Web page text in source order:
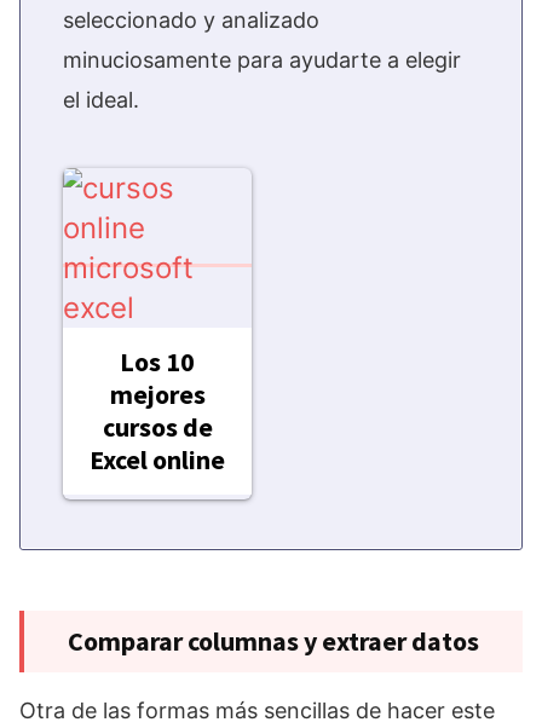
seleccionado y analizado
minuciosamente para ayudarte a elegir
el ideal.
Los 10
mejores
cursos de
Excel online
Comparar columnas y extraer datos
Otra de las formas más sencillas de hacer este